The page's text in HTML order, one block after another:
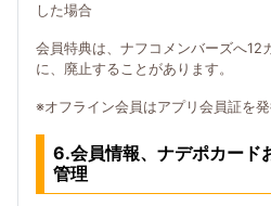
した場合
会員特典は、ナフコメンバーズへ12
に、廃止することがあります。
※オフライン会員はアプリ会員証を発
6.会員情報、ナデポカード
管理